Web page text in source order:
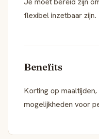
flexibel inzetbaar zijn.
Benefits
Korting op
mogelijkheden voor